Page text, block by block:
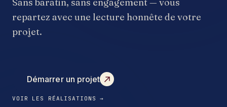
Sans baratin, sans engagement — vous
repartez avec une lecture honnête de votre
projet.
Démarrer un projet
VOIR LES RÉALISATIONS →